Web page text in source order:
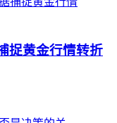
捉黄金行情转折